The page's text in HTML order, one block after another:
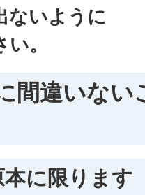
ないように
。
間違いない
に限ります